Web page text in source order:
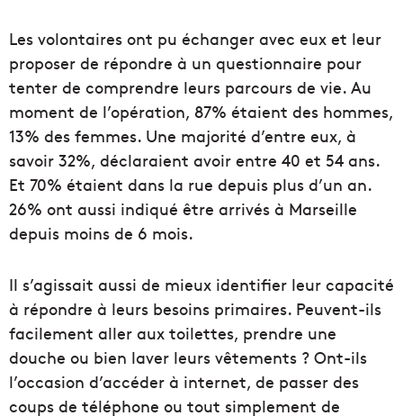
Les volontaires ont pu échanger avec eux et leur
proposer de répondre à un questionnaire pour
tenter de comprendre leurs parcours de vie. Au
moment de l’opération, 87% étaient des hommes,
13% des femmes. Une majorité d’entre eux, à
savoir 32%, déclaraient avoir entre 40 et 54 ans.
Et 70% étaient dans la rue depuis plus d’un an.
26% ont aussi indiqué être arrivés à Marseille
depuis moins de 6 mois.
Il s’agissait aussi de mieux identifier leur capacité
à répondre à leurs besoins primaires. Peuvent-ils
facilement aller aux toilettes, prendre une
douche ou bien laver leurs vêtements ? Ont-ils
l’occasion d’accéder à internet, de passer des
coups de téléphone ou tout simplement de